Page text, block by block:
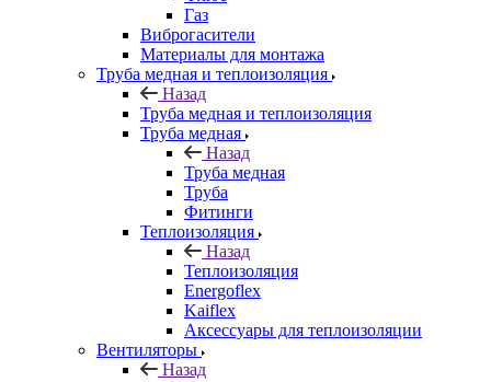
Газ
Виброгасители
Материалы для монтажа
Труба медная и теплоизоляция
Назад
Труба медная и теплоизоляция
Труба медная
Назад
Труба медная
Труба
Фитинги
Теплоизоляция
Назад
Теплоизоляция
Energoflex
Kaiflex
Аксессуары для теплоизоляции
Вентиляторы
Назад